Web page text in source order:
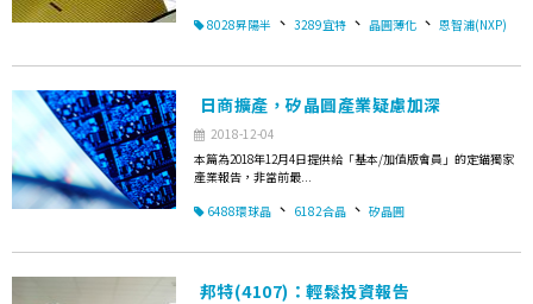
8028昇陽半 、 3289宜特 、 晶圓薄化 、 恩智浦(NXP)
日商擴產，矽晶圓產業疑慮加深
2018-12-04
本篇為2018年12月4日提供給「基本/加值版會員」的定錨獨家
產業報告，非當前最...
6488環球晶 、 6182合晶 、 矽晶圓
邦特(4107)：輕鬆投資報告